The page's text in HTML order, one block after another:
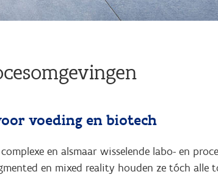
voeding en biotech
en alsmaar wisselende labo- en
en mixed reality houden ze tóch alle